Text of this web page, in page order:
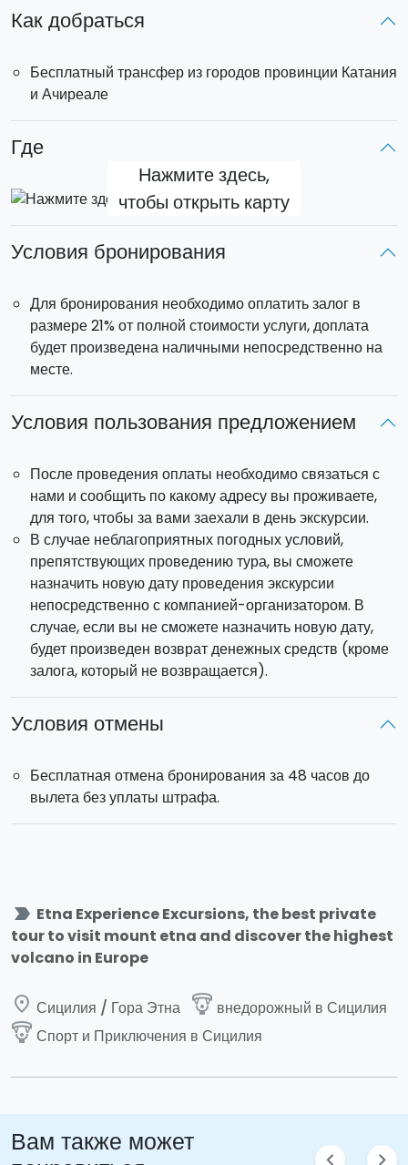
с нашими опытными гидами в удобной для вас форме.
Выездв 8:30
Возвращениев 15:00.
Трансфер с отеля
проживает в пределах муниципалитетов Катания и
Ачиреале.
Каждый джип вмещаетмаксимум 5 человек(джип не
предусмотрен для индивидуального трансфера).
Как добраться
Бесплатный трансфер из городов провинции Катания
и Ачиреале
Где
Нажмите здесь,
чтобы открыть карту
Условия бронирования
Для бронирования необходимо оплатить залог в
размере 21% от полной стоимости услуги, доплата
будет произведена наличными непосредственно на
месте.
Условия пользования предложением
После проведения оплаты необходимо связаться с
нами и сообщить по какому адресу вы проживаете,
для того, чтобы за вами заехали в день экскурсии.
В случае неблагоприятных погодных условий,
препятствующих проведению тура, вы сможете
назначить новую дату проведения экскурсии
непосредственно с компанией-организатором. В
случае, если вы не сможете назначить новую дату,
будет произведен возврат денежных средств (кроме
залога, который не возвращается).
Условия отмены
Бесплатная отмена бронирования за 48 часов до
вылета без уплаты штрафа.
label_important Etna Experience Excursions, the best private
tour to visit mount etna and discover the highest
volcano in Europe
place Сицилия / Гора Этна paragliding внедорожный в Сицилия
paragliding Спорт и Приключения в Сицилия
Вам также может
chevron_left chevron_right